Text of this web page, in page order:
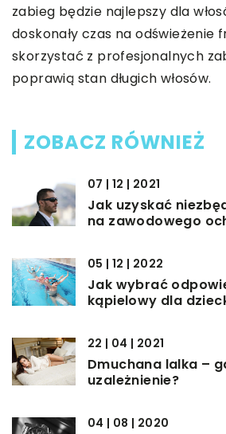
zabieg będzie najlepszy dla
doskonały czas na odświeżenie
skorzystać z profesjonalnych
poprawią stan długich włosów.
ZOBACZ RÓWNIEŻ
07 | 12 | 2021
Jak uzyskać
na zawodowego
05 | 12 | 2022
Jak wybrać
kąpielowy dla
22 | 04 | 2021
Dmuchana lalka –
uzależnienie?
04 | 08 | 2020